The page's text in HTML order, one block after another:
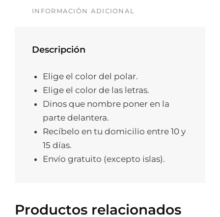
INFORMACIÓN ADICIONAL
Descripción
Elige el color del polar.
Elige el color de las letras.
Dinos que nombre poner en la
parte delantera.
Recíbelo en tu domicilio entre 10 y
15 días.
Envío gratuito (excepto islas).
Productos relacionados